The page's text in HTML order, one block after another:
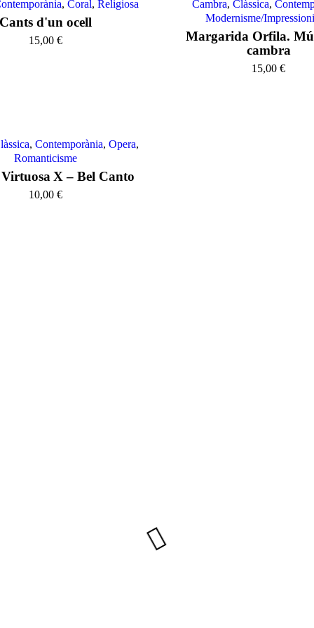
,Coral,Religiosa
d'un ocell
15,00 €
Cambra, Clàssica,
Modernisme/
Margarida Orfila.
cambra
15,00€
, Contemporània, Opera,
Romanticisme
X – Bel Canto
10,00 €